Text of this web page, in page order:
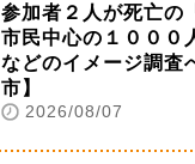
参加者２人が死亡の
市民中心の１０００
などのイメージ調査
市】
2026/08/07